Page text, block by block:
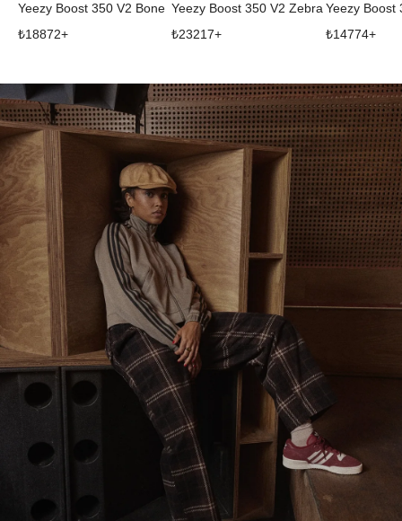
Yeezy Boost 350 V2 Bone
₺18872+
Yeezy Boost 350 V2 Zebra
₺23217+ ₺14774+